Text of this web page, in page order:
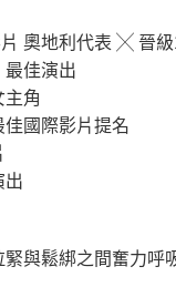
奧地利代表 ╳ 晉
佳演出
角
國際影片提名
出
與鬆綁之間奮力呼